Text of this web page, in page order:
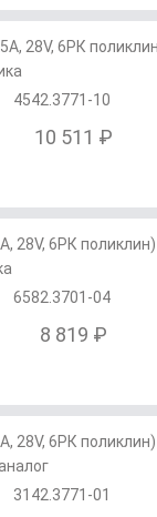
28V, 6РК
4542.3771-10
10 511 ₽
28V, 6РК
6582.3701-04
8 819 ₽
28V, 6РК
3142.3771-01